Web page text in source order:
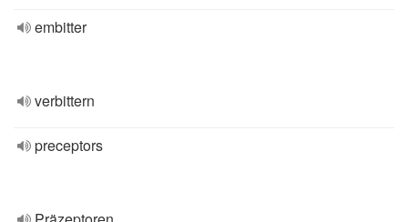
embitter
verbittern
preceptors